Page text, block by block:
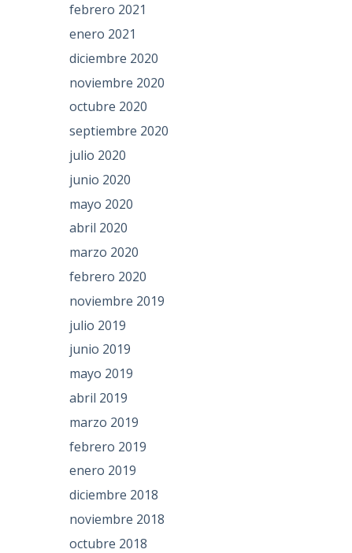
febrero 2021
enero 2021
diciembre 2020
noviembre 2020
octubre 2020
septiembre 2020
julio 2020
junio 2020
mayo 2020
abril 2020
marzo 2020
febrero 2020
noviembre 2019
julio 2019
junio 2019
mayo 2019
abril 2019
marzo 2019
febrero 2019
enero 2019
diciembre 2018
noviembre 2018
octubre 2018